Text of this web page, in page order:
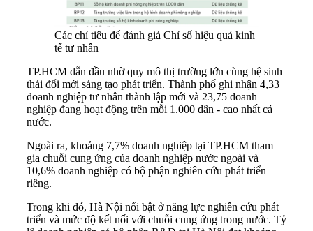
Các chỉ tiêu để đánh giá Chỉ số hiệu quả kinh
tế tư nhân
TP.HCM dẫn đầu nhờ quy mô thị trường lớn cùng hệ sinh
thái đổi mới sáng tạo phát triển. Thành phố ghi nhận 4,33
doanh nghiệp tư nhân thành lập mới và 23,75 doanh
nghiệp đang hoạt động trên mỗi 1.000 dân - cao nhất cả
nước.
Ngoài ra, khoảng 7,7% doanh nghiệp tại TP.HCM tham
gia chuỗi cung ứng của doanh nghiệp nước ngoài và
10,6% doanh nghiệp có bộ phận nghiên cứu phát triển
riêng.
Trong khi đó, Hà Nội nổi bật ở năng lực nghiên cứu phát
triển và mức độ kết nối với chuỗi cung ứng trong nước. Tỷ